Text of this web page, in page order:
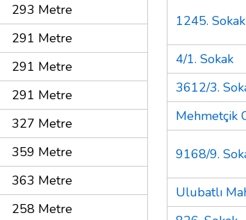
293 Metre
291 Metre
291 Metre
291 Metre
327 Metre
359 Metre
363 Metre
258 Metre
1245. Sokak
4/1. Sokak
3612/3.
Mehmetçik
9168/9.
Ulubatlı